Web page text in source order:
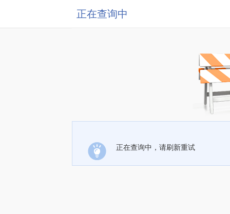
正在查询中
正在查询中，请刷新重试